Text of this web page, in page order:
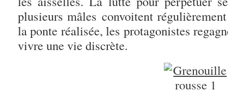
plusieurs mâles convoitent
la ponte réalisée, les protagonistes
vivre une vie discrète.